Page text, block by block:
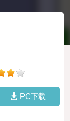
PC下载